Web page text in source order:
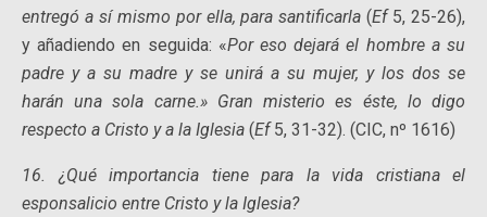
entregó a sí mismo por ella, para santificarla (Ef5, 25-26),
y añadiendo en seguida: «Por eso dejará el hombre a su
padre y a su madre y se unirá a su mujer, y los dos se
harán una sola carne.» Gran misterio es éste, lo digo
respecto a Cristo y a la Iglesia (Ef5, 31-32). (CIC, nº 1616)
16. ¿Qué importancia tiene para la vida cristiana el
esponsalicio entre Cristo y la Iglesia?